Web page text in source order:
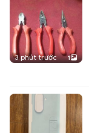
3 phút trước 1